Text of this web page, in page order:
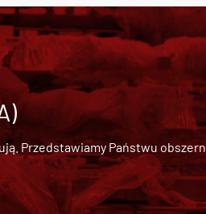
Przedstawiamy Państwu